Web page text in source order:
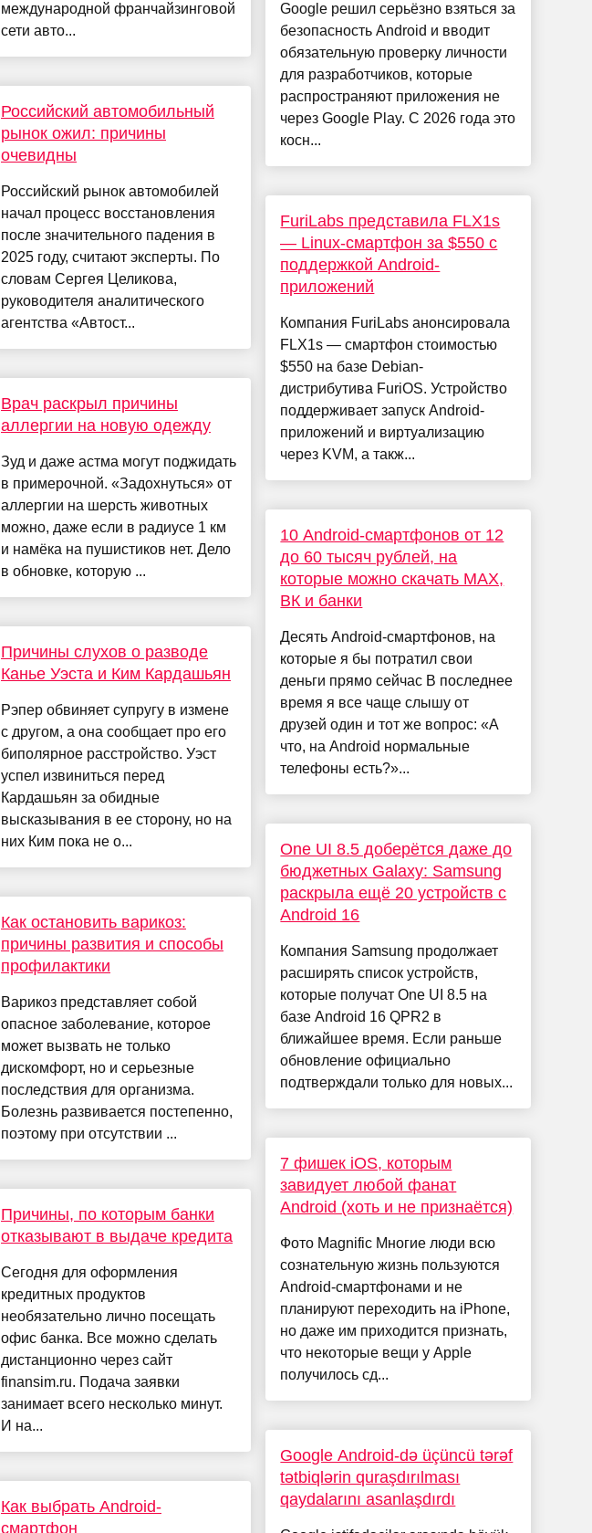
международной франчайзинговой
сети авто...
Российский автомобильный
рынок ожил: причины
очевидны
Российский рынок автомобилей
начал процесс восстановления
после значительного падения в
2025 году, считают эксперты. По
словам Сергея Целикова,
руководителя аналитического
агентства «Автост...
Врач раскрыл причины
аллергии на новую одежду
Зуд и даже астма могут поджидать
в примерочной. «Задохнуться» от
аллергии на шерсть животных
можно, даже если в радиусе 1 км
и намёка на пушистиков нет. Дело
в обновке, которую ...
Причины слухов о разводе
Канье Уэста и Ким Кардашьян
Рэпер обвиняет супругу в измене
с другом, а она сообщает про его
биполярное расстройство. Уэст
успел извиниться перед
Кардашьян за обидные
высказывания в ее сторону, но на
них Ким пока не о...
Как остановить варикоз:
причины развития и способы
профилактики
Варикоз представляет собой
опасное заболевание, которое
может вызвать не только
дискомфорт, но и серьезные
последствия для организма.
Болезнь развивается постепенно,
поэтому при отсутствии ...
Причины, по которым банки
отказывают в выдаче кредита
Сегодня для оформления
кредитных продуктов
необязательно лично посещать
офис банка. Все можно сделать
дистанционно через сайт
finansim.ru. Подача заявки
занимает всего несколько минут.
И на...
Как выбрать Android-
смартфон
Google решил серьёзно взяться за
безопасность Android и вводит
обязательную проверку личности
для разработчиков, которые
распространяют приложения не
через Google Play. С 2026 года это
косн...
FuriLabs представила FLX1s
— Linux-смартфон за $550 с
поддержкой Android-
приложений
Компания FuriLabs анонсировала
FLX1s — смартфон стоимостью
$550 на базе Debian-
дистрибутива FuriOS. Устройство
поддерживает запуск Android-
приложений и виртуализацию
через KVM, а такж...
10 Android-смартфонов от 12
до 60 тысяч рублей, на
которые можно скачать MAX,
ВК и банки
Десять Android-смартфонов, на
которые я бы потратил свои
деньги прямо сейчас В последнее
время я все чаще слышу от
друзей один и тот же вопрос: «А
что, на Android нормальные
телефоны есть?»...
One UI 8.5 доберётся даже до
бюджетных Galaxy: Samsung
раскрыла ещё 20 устройств с
Android 16
Компания Samsung продолжает
расширять список устройств,
которые получат One UI 8.5 на
базе Android 16 QPR2 в
ближайшее время. Если раньше
обновление официально
подтверждали только для новых...
7 фишек iOS, которым
завидует любой фанат
Android (хоть и не признаётся)
Фото Magnific Многие люди всю
сознательную жизнь пользуются
Android-смартфонами и не
планируют переходить на iPhone,
но даже им приходится признать,
что некоторые вещи у Apple
получилось сд...
Google Android-də üçüncü tərəf
tətbiqlərin quraşdırılması
qaydalarını asanlaşdırdı